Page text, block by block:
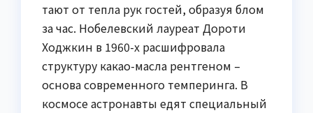
тают от тепла рук гостей, образуя блом
за час. Нобелевский лауреат Дороти
Ходжкин в 1960-х расшифровала
структуру какао-масла рентгеном –
основа современного темперинга. В
космосе астронавты едят специальный